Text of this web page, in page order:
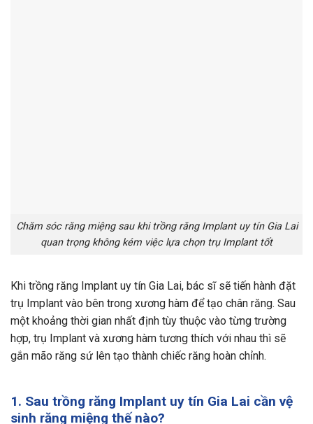
Chăm sóc răng miệng sau khi trồng răng Implant uy tín Gia Lai
quan trọng không kém việc lựa chọn trụ Implant tốt
Khi trồng răng Implant uy tín Gia Lai, bác sĩ sẽ tiến hành đặt
trụ Implant vào bên trong xương hàm để tạo chân răng. Sau
một khoảng thời gian nhất định tùy thuộc vào từng trường
hợp, trụ Implant và xương hàm tương thích với nhau thì sẽ
gắn mão răng sứ lên tạo thành chiếc răng hoàn chỉnh.
1. Sau trồng răng Implant uy tín Gia Lai cần vệ
sinh răng miệng thế nào?